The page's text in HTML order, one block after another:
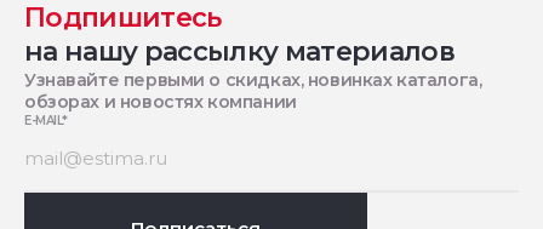
Подпишитесь
на нашу рассылку материалов
Узнавайте первыми о скидках, новинках каталога,
обзорах и новостях компании
E-MAIL*